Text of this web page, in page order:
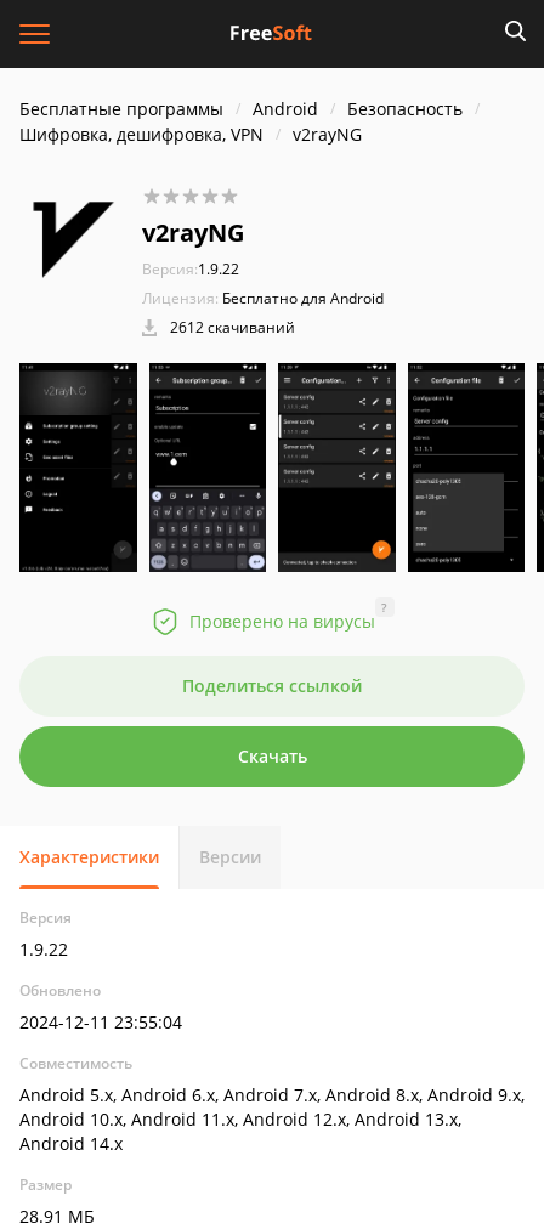
Бесплатные программы Android
Безопасность
Шифровка, дешифровка, VPN
v2rayNG
v2rayNG
Версия:1.9.22
Лицензия: Бесплатно для Android
2612 скачиваний
Проверено на вирусы
?
Поделиться ссылкой
Скачать
Характеристики Версии
Версия
1.9.22
Обновлено
2024-12-11 23:55:04
Совместимость
Android 5.x, Android 6.x, Android 7.x, Android 8.x, Android 9.x,
Android 10.x, Android 11.x, Android 12.x, Android 13.x,
Android 14.x
Размер
28.91 МБ